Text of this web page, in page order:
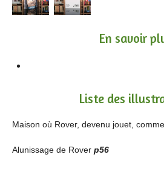
En savoir
Liste des
Maison où Rover, devenu jouet,
Alunissage de Rover p56